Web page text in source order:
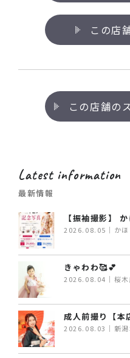
この店
この店舗の
Latest information
最新情報
【振袖撮影】
2026.08.05｜かほ
きゃわわ
2026.08.04｜桜木
成人前撮り【本
2026.08.03｜新潟